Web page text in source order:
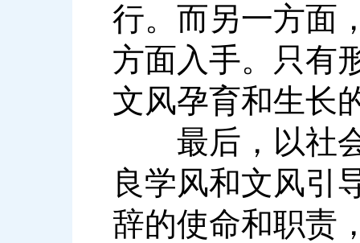
行。而另一方面
方面入手。只有
文风孕育和生长
最后，以社会
良学风和文风引
辞的使命和职责